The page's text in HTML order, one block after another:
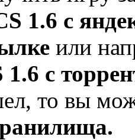
1.6 с
или
1.6 с
то вы